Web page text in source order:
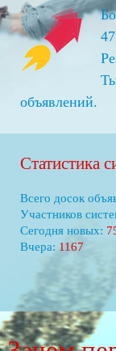
объявлений.
Статистика
Всего досок
Участников
Сегодня новых:
Вчера: 1311